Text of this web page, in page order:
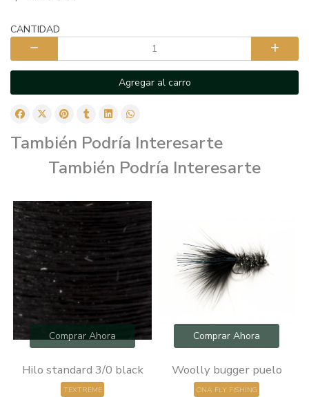
CANTIDAD
Agregar al carro
También Podría Interesarte
También Podría Interesarte
Comprar Ahora
Hilo standard 3/0 black
TEXTREME
Comprar Ahora
Woolly bugger puelo
ONA FLY FISHING